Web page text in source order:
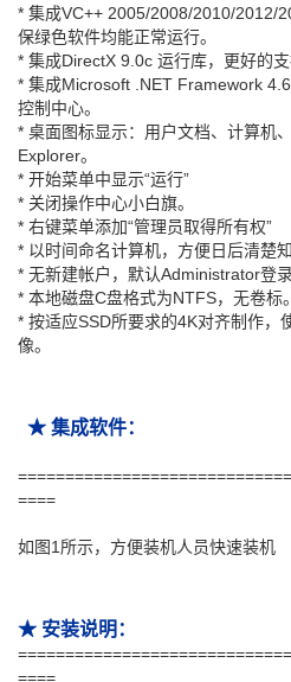
* 集成VC++ 2005/2008/2010/2012/
保绿色软件均能正常运行。
* 集成DirectX 9.0c 运行库，更好的支
* 集成Microsoft .NET Framework
控制中心。
* 桌面图标显示：用户文档、计算机
Explorer。
* 开始菜单中显示“运行”
* 关闭操作中心小白旗。
* 右键菜单添加“管理员取得所有权”
* 以时间命名计算机，方便日后清楚
* 无新建帐户，默认Administrator登
* 本地磁盘C盘格式为NTFS，无卷标。
* 按适应SSD所要求的4K对齐制作，
像。
★ 集成软件：
====
如图1所示，方便装机人员快速装机
★ 安装说明：
====